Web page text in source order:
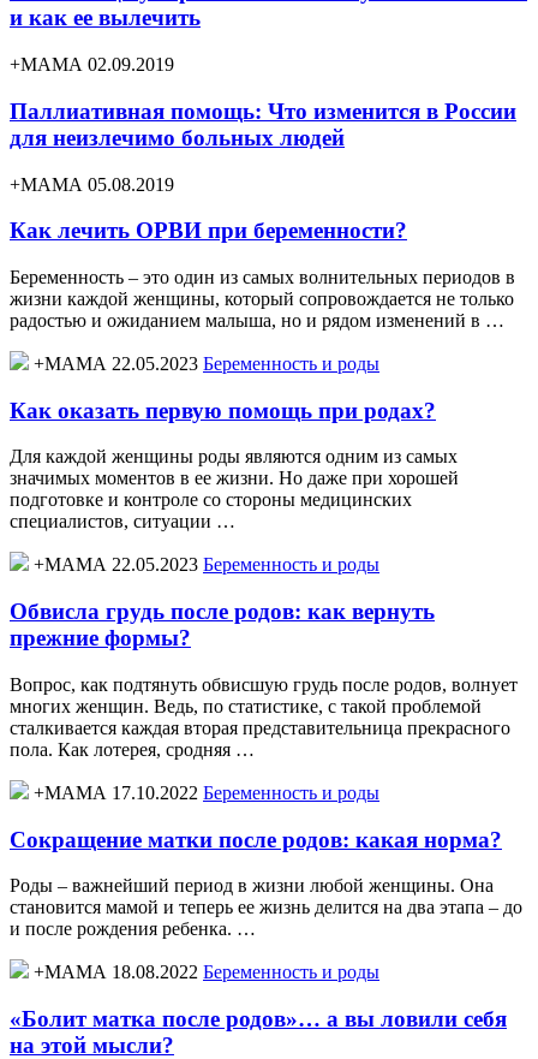
и как ее вылечить
+МАМА 02.09.2019
Паллиативная помощь: Что изменится в России
для неизлечимо больных людей
+МАМА 05.08.2019
Как лечить ОРВИ при беременности?
Беременность – это один из самых волнительных периодов в
жизни каждой женщины, который сопровождается не только
радостью и ожиданием малыша, но и рядом изменений в …
+МАМА 22.05.2023 Беременность и роды
Как оказать первую помощь при родах?
Для каждой женщины роды являются одним из самых
значимых моментов в ее жизни. Но даже при хорошей
подготовке и контроле со стороны медицинских
специалистов, ситуации …
+МАМА 22.05.2023 Беременность и роды
Обвисла грудь после родов: как вернуть
прежние формы?
Вопрос, как подтянуть обвисшую грудь после родов, волнует
многих женщин. Ведь, по статистике, с такой проблемой
сталкивается каждая вторая представительница прекрасного
пола. Как лотерея, сродняя …
+МАМА 17.10.2022 Беременность и роды
Сокращение матки после родов: какая норма?
Роды – важнейший период в жизни любой женщины. Она
становится мамой и теперь ее жизнь делится на два этапа – до
и после рождения ребенка. …
+МАМА 18.08.2022 Беременность и роды
«Болит матка после родов»… а вы ловили себя
на этой мысли?